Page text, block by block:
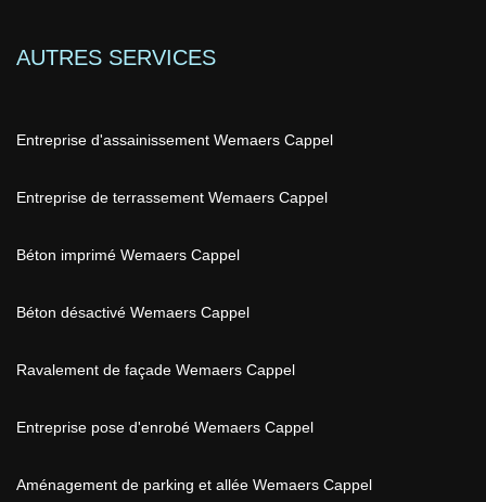
AUTRES SERVICES
Entreprise d'assainissement Wemaers Cappel
Entreprise de terrassement Wemaers Cappel
Béton imprimé Wemaers Cappel
Béton désactivé Wemaers Cappel
Ravalement de façade Wemaers Cappel
Entreprise pose d'enrobé Wemaers Cappel
Aménagement de parking et allée Wemaers Cappel